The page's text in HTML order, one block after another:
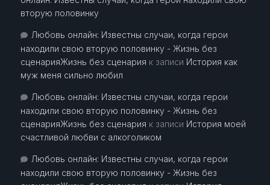
вторую половинку
Любовь онлайн: Известны случаи, когда герои
находили свою вторую половинку - Жизнь без
сценарияЖизнь без сценария к записи История как
муж меня сильно любил
Любовь онлайн: Известны случаи, когда герои
находили свою вторую половинку - Жизнь без
сценарияЖизнь без сценария к записи История моей
счастливой любви с алкоголиком
Любовь онлайн: Известны случаи, когда герои
находили свою вторую половинку - Жизнь без